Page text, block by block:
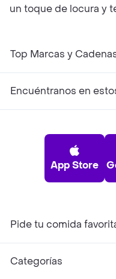
un toque de locura y
Top Marcas y
Encuéntranos en
App Store
Pide tu comida
Categorías